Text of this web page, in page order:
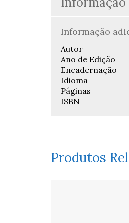
Informação
Autor
Ano de Edição
Encadernação
Idioma
Páginas
ISBN
Produtos